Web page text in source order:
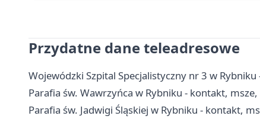
Przydatne dane teleadresowe
Wojewódzki Szpital Specjalistyczny nr 3 w Rybniku
Parafia św. Wawrzyńca w Rybniku - kontakt,
Parafia św. Jadwigi Śląskiej w Rybniku - kontakt,